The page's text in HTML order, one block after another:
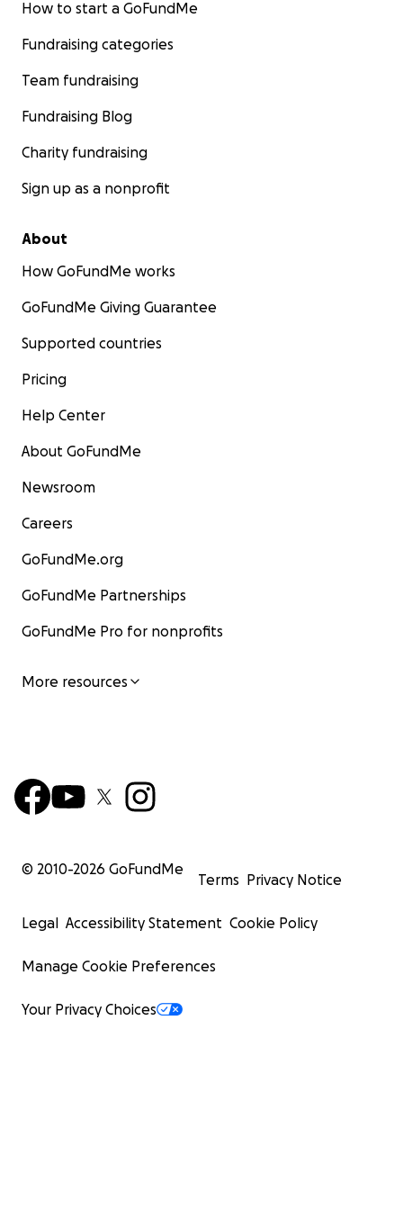
How to start a GoFundMe
Fundraising categories
Team fundraising
Fundraising Blog
Charity fundraising
Sign up as a nonprofit
About
How GoFundMe works
GoFundMe Giving Guarantee
Supported countries
Pricing
Help Center
About GoFundMe
Newsroom
Careers
GoFundMe.org
GoFundMe Partnerships
GoFundMe Pro for nonprofits
More resources
© 2010-2026 GoFundMe
Terms Privacy Notice
Legal Accessibility Statement Cookie Policy
Manage Cookie Preferences
Your Privacy Choices